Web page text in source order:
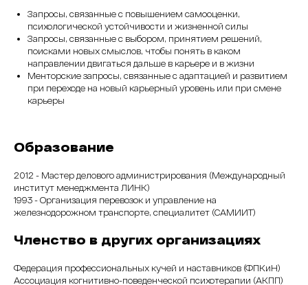
Запросы, связанные с повышением самооценки,
психологической устойчивости и жизненной силы
Запросы, связанные с выбором, принятием решений,
поисками новых смыслов, чтобы понять в каком
направлении двигаться дальше в карьере и в жизни
Менторские запросы, связанные с адаптацией и развитием
при переходе на новый карьерный уровень или при смене
карьеры
Образование
2012 - Мастер делового администрирования (Международный
институт менеджмента ЛИНК)
1993 - Организация перевозок и управление на
железнодорожном транспорте, специалитет (САМИИТ)
Членство в других организациях
Федерация профессиональных кучей и наставников (ФПКиН)
Ассоциация когнитивно-поведенческой психотерапии (АКПП)